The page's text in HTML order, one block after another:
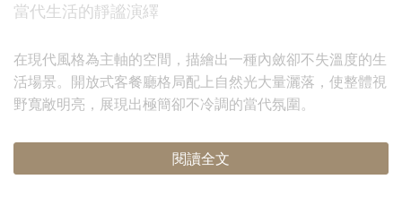
當代生活的靜謐演繹
在現代風格為主軸的空間，描繪出一種內斂卻不失溫度的生
活場景。開放式客餐廳格局配上自然光大量灑落，使整體視
野寬敞明亮，展現出極簡卻不冷調的當代氛圍。
閱讀全文